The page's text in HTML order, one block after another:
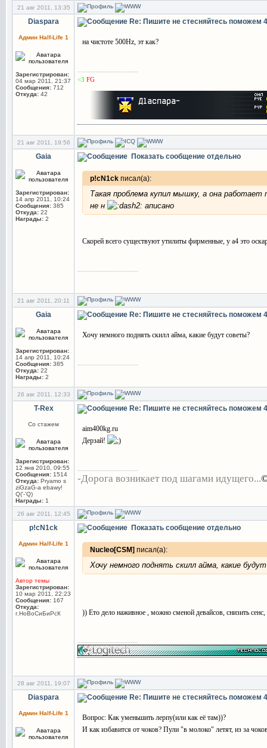
21 авг 2011, 13:35
Diaspara
Админ Half-Life 1
Зарегистрирован:
04 мар 2011, 21:37
Сообщения: 712
Откуда: 42
Re: Пишите не стесняйтесь
на чистоте 500Hz, эт как?
<3 FG
21 авг 2011, 19:56
Gaia
Зарегистрирован:
14 апр 2011, 10:24
Сообщения: 385
Откуда: 22
Награды: 2
Показать сообщение отдельно
p!cN1ck писал(а):
Такая проблема купил мышку, а она
не н
аписано
Скорей всего существуют утилиты фирменные, у а4 это
21 авг 2011, 20:11
Gaia
Зарегистрирован:
14 апр 2011, 10:24
Сообщения: 385
Откуда: 22
Награды: 2
Re: Пишите не стесняйтесь
Хочу немного поднять скилл айма, какие будут советы?
26 авг 2011, 12:33
T-Rex
Со стажем
Зарегистрирован:
12 янв 2010, 09:55
Сообщения: 1514
Откуда: Pryamo s
ziGzaG-a ebawy!
Q('-'Q)
Награды: 1
Re: Пишите не стесняйтесь
aim400kg.ru
Дерзай!
-Дорога возникает под шагами идущего...
26 авг 2011, 12:45
p!cN1ck
Админ Half-Life 1
Автор темы
Зарегистрирован:
10 мар 2011, 22:23
Сообщения: 167
Откуда:
г.НоВоСиБиРсК
Показать сообщение отдельно
Nucleo[CSM] писал(а):
Хочу немного поднять скилл айма, какие
)) Ето дело наживное , можно сменой девайсов, снизить сенс,
28 авг 2011, 19:07
Diaspara
Админ Half-Life 1
Re: Пишите не стесняйтесь
Вопрос: Как уменьшить лерпу(или как её там))?
И как избавится от чоков? Пули "в молоко" летят, из за